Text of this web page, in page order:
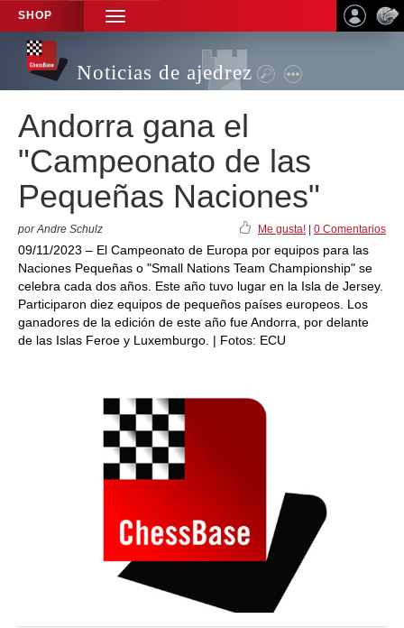
SHOP
TOGGLE
NAVIGATION
Noticias de ajedrez
Andorra gana el
"Campeonato de las
Pequeñas Naciones"
por Andre Schulz Me gusta! 0 Comentarios
09/11/2023 – El Campeonato de Europa por equipos para las
Naciones Pequeñas o "Small Nations Team Championship" se
celebra cada dos años. Este año tuvo lugar en la Isla de Jersey.
Participaron diez equipos de pequeños países europeos. Los
ganadores de la edición de este año fue Andorra, por delante
de las Islas Feroe y Luxemburgo. | Fotos: ECU